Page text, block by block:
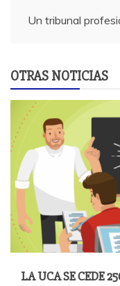
entradas
Un tribunal
OTRAS NOTICIAS
LA UCA SE CEDE